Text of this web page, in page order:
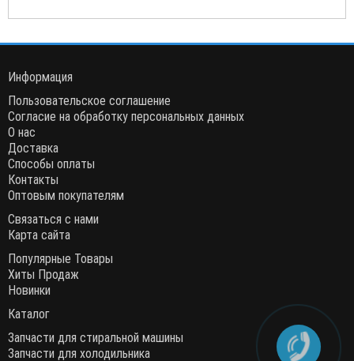
Информация
Пользовательское соглашение
Согласие на обработку персональных данных
О нас
Доставка
Способы оплаты
Контакты
Оптовым покупателям
Связаться с нами
Карта сайта
Популярные Товары
Хиты Продаж
Новинки
Каталог
Запчасти для стиральной машины
Запчасти для холодильника